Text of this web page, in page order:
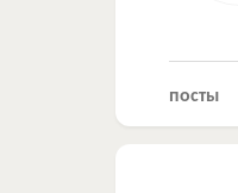
посты